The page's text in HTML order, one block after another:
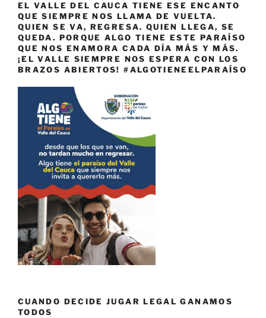
EL VALLE DEL CAUCA TIENE ESE ENCANTO
QUE SIEMPRE NOS LLAMA DE VUELTA.
QUIEN SE VA, REGRESA. QUIEN LLEGA, SE
QUEDA. PORQUE ALGO TIENE ESTE PARAÍSO
QUE NOS ENAMORA CADA DÍA MÁS Y MÁS.
¡EL VALLE SIEMPRE NOS ESPERA CON LOS
BRAZOS ABIERTOS! #ALGOTIENEELPARAÍSO
CUANDO DECIDE JUGAR LEGAL GANAMOS
TODOS